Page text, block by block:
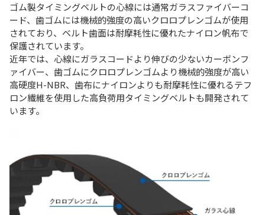
ゴム製タイミングベルトの心線には通常ガラスファイバーコ
ード、歯ゴムには機械的強度の高いクロロプレンゴムが使用
されており、ベルト歯面は耐摩耗性に優れたナイロン帆布で
保護されています。
近年では、心線にガラスコードより伸びの少ないカーボンフ
ァイバー、歯ゴムにクロロプレンゴムより機械的強度が高い
高硬度H-NBR、歯布にナイロンよりも耐摩耗性に優れるテフ
ロン繊維を使用した高負荷用タイミングベルトも開発されて
います。